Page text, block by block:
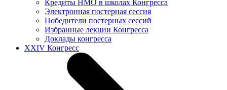
Кредиты НМО в школах Конгресса
Электронная постерная сессия
Победители постерных сессий
Избранные лекции Конгресса
Доклады конгресса
XXIV Конгресс